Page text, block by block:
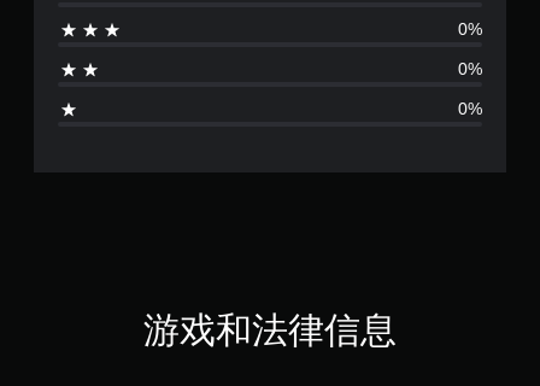
0%
0%
0%
游戏和法律信息